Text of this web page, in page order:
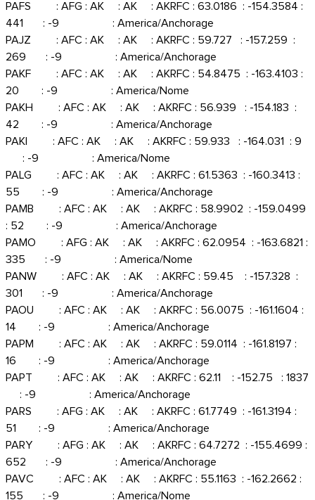
PAFS : AFG : AK : AK : AKRFC : 63.0186 : -154.3584 :
441 : -9 : America/Anchorage
PAJZ : AFC : AK : AK : AKRFC : 59.727 : -157.259 :
269 : -9 : America/Anchorage
PAKF : AFC : AK : AK : AKRFC : 54.8475 : -163.4103 :
20 : -9 : America/Nome
PAKH : AFC : AK : AK : AKRFC : 56.939 : -154.183 :
42 : -9 : America/Anchorage
PAKI : AFC : AK : AK : AKRFC : 59.933 : -164.031 : 9
: -9 : America/Nome
PALG : AFC : AK : AK : AKRFC : 61.5363 : -160.3413 :
55 : -9 : America/Anchorage
PAMB : AFC : AK : AK : AKRFC : 58.9902 : -159.0499
: 52 : -9 : America/Anchorage
PAMO : AFG : AK : AK : AKRFC : 62.0954 : -163.6821 :
335 : -9 : America/Nome
PANW : AFC : AK : AK : AKRFC : 59.45 : -157.328 :
301 : -9 : America/Anchorage
PAOU : AFC : AK : AK : AKRFC : 56.0075 : -161.1604 :
14 : -9 : America/Anchorage
PAPM : AFC : AK : AK : AKRFC : 59.0114 : -161.8197 :
16 : -9 : America/Anchorage
PAPT : AFC : AK : AK : AKRFC : 62.11 : -152.75 : 1837
: -9 : America/Anchorage
PARS : AFG : AK : AK : AKRFC : 61.7749 : -161.3194 :
51 : -9 : America/Anchorage
PARY : AFG : AK : AK : AKRFC : 64.7272 : -155.4699 :
652 : -9 : America/Anchorage
PAVC : AFC : AK : AK : AKRFC : 55.1163 : -162.2662 :
155 : -9 : America/Nome